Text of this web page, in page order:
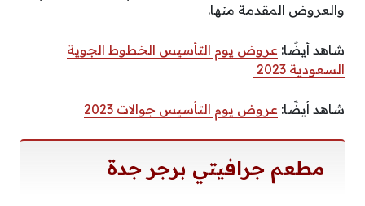
والعروض المقدمة منها.
شاهد أيضًا: عروض يوم التأسيس الخطوط الجوية
السعودية 2023
شاهد أيضًا: عروض يوم التأسيس جوالات 2023
مطعم جرافيتي برجر جدة